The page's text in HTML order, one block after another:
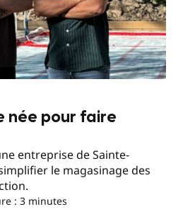
née pour faire
entreprise de Sainte-
le magasinage des
: 3 minutes